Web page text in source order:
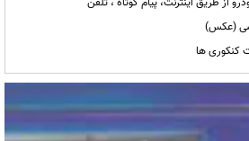
(عکس)
کنکوری ها